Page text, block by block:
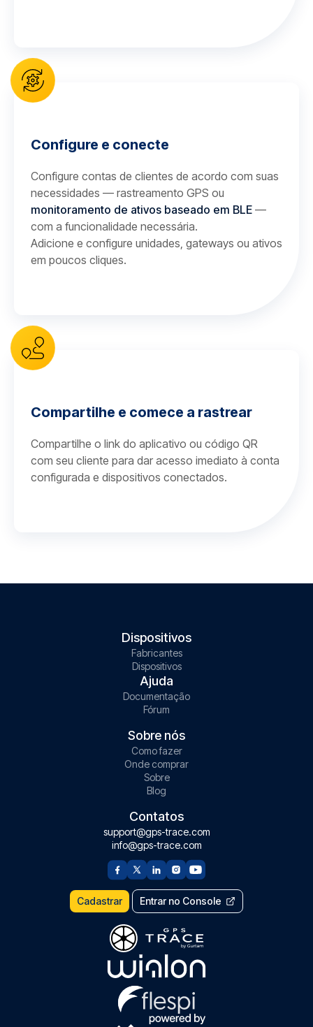
Configure e conecte
Configure contas de clientes de acordo com suas
necessidades — rastreamento GPS ou
monitoramento de ativos baseado em BLE —
com a funcionalidade necessária.
Adicione e configure unidades, gateways ou ativos
em poucos cliques.
Compartilhe e comece a rastrear
Compartilhe o link do aplicativo ou código QR
com seu cliente para dar acesso imediato à conta
configurada e dispositivos conectados.
Dispositivos
Fabricantes
Dispositivos
Ajuda
Documentação
Fórum
Sobre nós
Como fazer
Onde comprar
Sobre
Blog
Contatos
support@gps-trace.com
info@gps-trace.com
Cadastrar Entrar no Console